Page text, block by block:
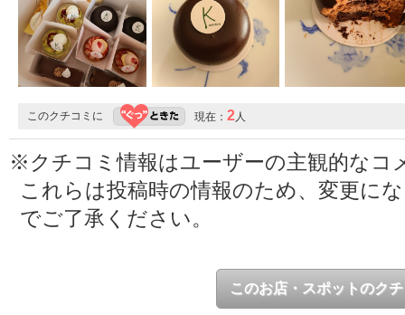
このクチコミに 現在： 2人
※クチコミ情報はユーザーの主観的なコ
これらは投稿時の情報のため、変更に
でご了承ください。
このお店・スポットのク